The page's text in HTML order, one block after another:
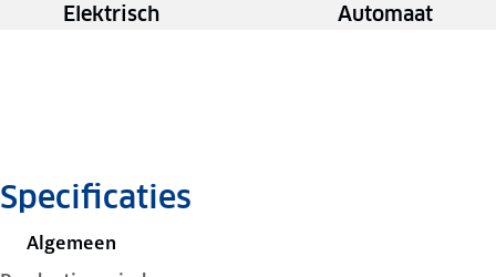
Elektrisch Automaat
Specificaties
Algemeen